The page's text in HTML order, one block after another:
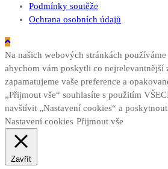
Podmínky soutěže
Ochrana osobních údajů
Na našich webových stránkách
abychom vám poskytli co nejrelevantnější
zapamatujeme vaše preference a
„Přijmout vše“ souhlasíte s použitím
navštívit „Nastavení cookies“ a
Nastavení cookies Přijmout vše
Zavřít